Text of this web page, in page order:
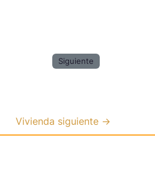
Siguiente
Vivienda siguiente →